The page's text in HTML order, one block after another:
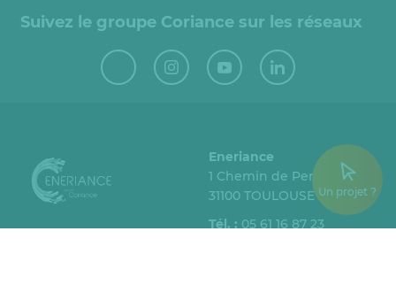
Suivez le groupe Coriance sur les réseaux
Eneriance
1 Chemin de Perpignan
31100 TOULOUSE
Tél. : 05 61 16 87 23
Un projet ?